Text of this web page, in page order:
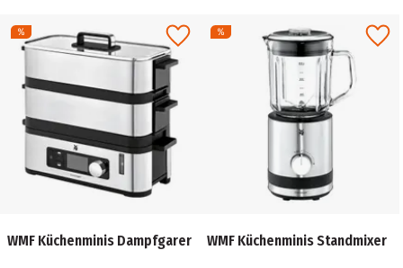
WMF Küchenminis Dampfgarer WMF Küchenminis Standmixer